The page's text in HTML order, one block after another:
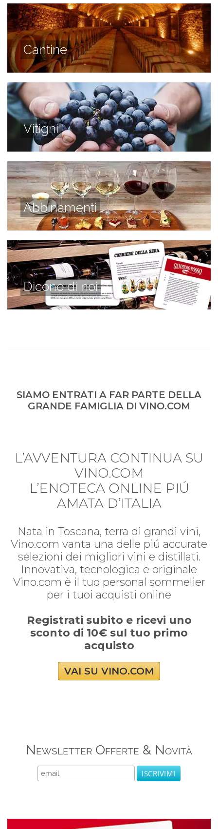
Cantine
Vitigni
Abbinamenti
Dicono di noi
SIAMO ENTRATI A FAR PARTE DELLA
GRANDE FAMIGLIA DI VINO.COM
L’AVVENTURA CONTINUA SU
VINO.COM
L’ENOTECA ONLINE PIÚ
AMATA D’ITALIA
Nata in Toscana, terra di grandi vini,
Vino.com vanta una delle piú accurate
selezioni dei migliori vini e distillati.
Innovativa, tecnologica e originale
Vino.com è il tuo personal sommelier
per i tuoi acquisti online
Registrati subito e ricevi uno
sconto di 10€ sul tuo primo
acquisto
VAI SU VINO.COM
Newsletter Offerte & Novità